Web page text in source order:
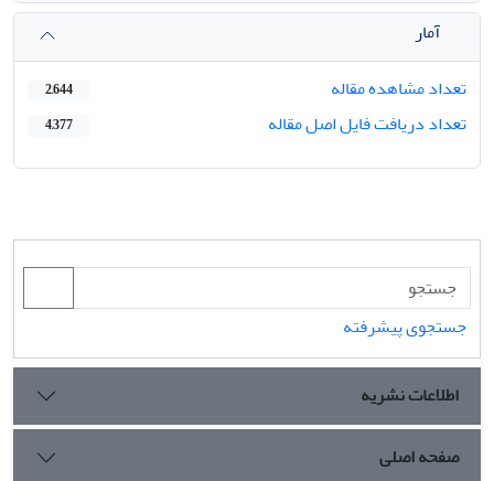
آمار
تعداد مشاهده مقاله
2,644
تعداد دریافت فایل اصل مقاله 4,377
جستجوی پیشرفته
اطلاعات نشریه
صفحه اصلی